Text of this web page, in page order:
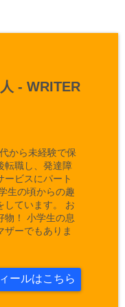
- WRITER
から未経験で保
転職し、発達障
ービスにパート
生の頃からの趣
しています。 お
物！ 小学生の息
ザーでもありま
ールはこちら